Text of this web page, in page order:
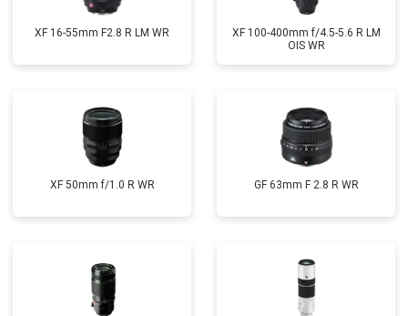
XF 16-55mm F2.8 R LM WR
XF 100-400mm f/4.5-5.6 R LM
OIS WR
XF 50mm f/1.0 R WR GF 63mm F 2.8 R WR